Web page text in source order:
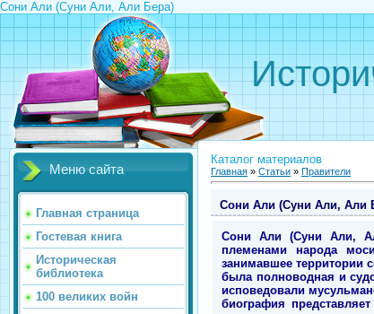
Сони Али (Суни Али, Али Бера)
Меню сайта
Главная страница
Гостевая книга
Историческая
библиотека
100 великих войн
Каталог материалов
Главная » Статьи » Правители
Сони Али (Суни Али, Али
Сони Али (Суни Али,
племенами народа
занимавшее территории
была полноводная и
исповедовали
биография